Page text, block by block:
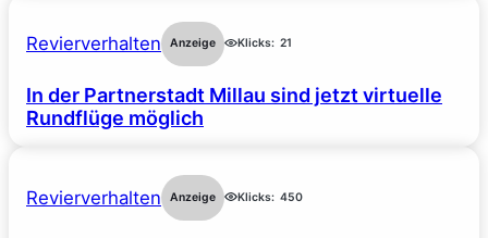
Revierverhalten Anzeige Klicks: 21
In der Partnerstadt Millau sind jetzt virtuelle
Rundflüge möglich
Revierverhalten Anzeige Klicks: 450